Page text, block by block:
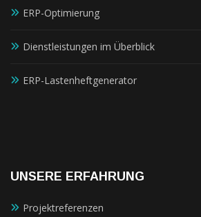
ERP-Optimierung
Dienstleistungen im Überblick
ERP-Lastenheftgenerator
UNSERE ERFAHRUNG
Projektreferenzen